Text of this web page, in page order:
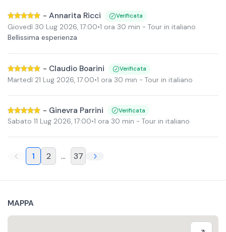
- Annarita Ricci Verificata
Giovedì 30 Lug 2026, 17:00•1 ora 30 min - Tour in italiano
Bellissima esperienza
- Claudio Boarini Verificata
Martedì 21 Lug 2026, 17:00•1 ora 30 min - Tour in italiano
- Ginevra Parrini Verificata
Sabato 11 Lug 2026, 17:00•1 ora 30 min - Tour in italiano
1 2 ... 37
MAPPA